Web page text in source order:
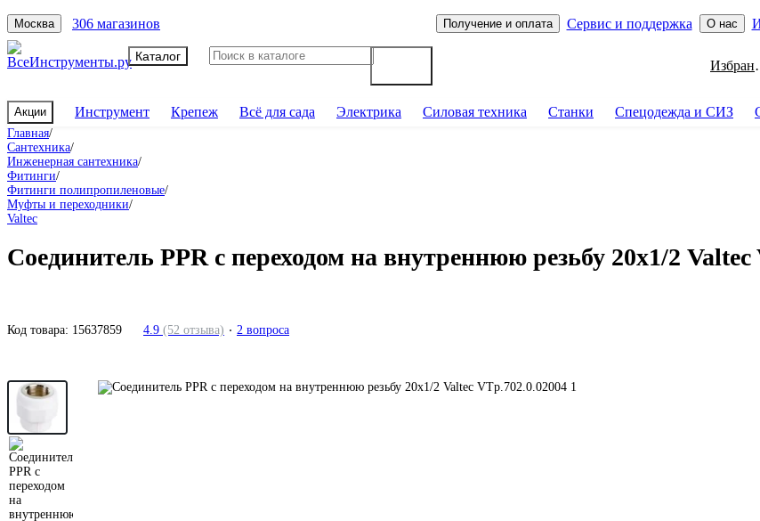
Москва 306 магазинов Получение и оплата Сервис и поддержка О нас
Каталог
Акции Инструмент Крепеж Всё для сада Электрика Силовая техника Станки Спецодежда и СИЗ
Главная/
Сантехника/
Инженерная сантехника/
Фитинги/
Фитинги полипропиленовые/
Муфты и переходники/
Valtec
Соединитель PPR с переходом на внутреннюю резьбу 20х1/2 Valtec
Код товара: 15637859 4.9 (52 отзыва) 2 вопроса